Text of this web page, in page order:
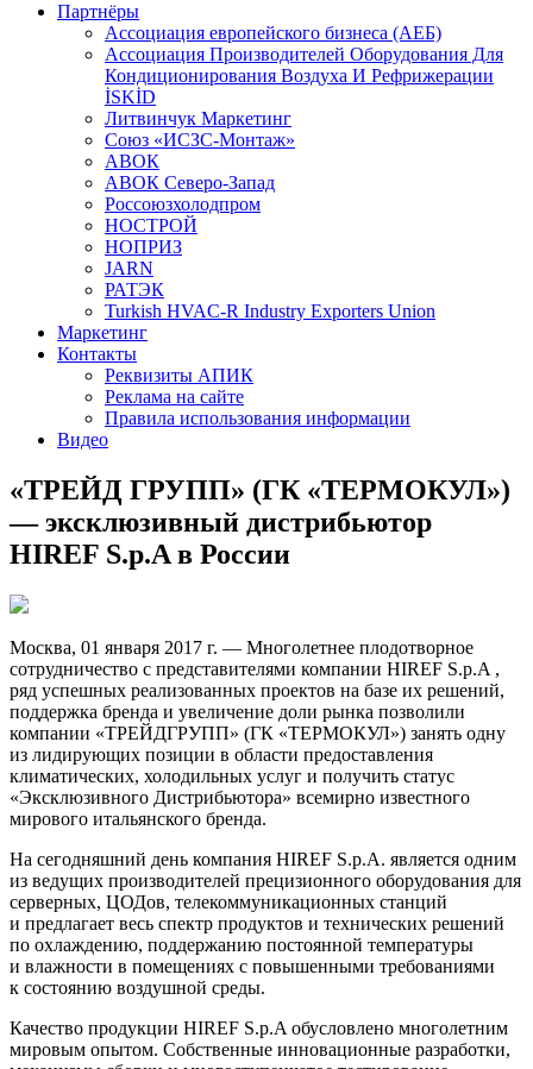
Партнёры
Ассоциация европейского бизнеса (АЕБ)
Aссоциация Производителей Оборудования Для
Кондиционирования Воздуха И Рефрижерации
İSKİD
Литвинчук Маркетинг
Союз «ИСЗС-Монтаж»
АВОК
АВОК Северо-Запад
Россоюзхолодпром
НОСТРОЙ
НОПРИЗ
JARN
РАТЭК
Turkish HVAC-R Industry Exporters Union
Маркетинг
Контакты
Реквизиты АПИК
Реклама на сайте
Правила использования информации
Видео
«ТРЕЙД ГРУПП» (ГК «ТЕРМОКУЛ»)
— эксклюзивный дистрибьютор
HIREF S.p.A в России
Москва, 01 января 2017 г. — Многолетнее плодотворное
сотрудничество с представителями компании HIREF S.p.A ,
ряд успешных реализованных проектов на базе их решений,
поддержка бренда и увеличение доли рынка позволили
компании «ТРЕЙДГРУПП» (ГК «ТЕРМОКУЛ») занять одну
из лидирующих позиции в области предоставления
климатических, холодильных услуг и получить статус
«Эксклюзивного Дистрибьютора» всемирно известного
мирового итальянского бренда.
На сегодняшний день компания HIREF S.p.A. является одним
из ведущих производителей прецизионного оборудования для
серверных, ЦОДов, телекоммуникационных станций
и предлагает весь спектр продуктов и технических решений
по охлаждению, поддержанию постоянной температуры
и влажности в помещениях с повышенными требованиями
к состоянию воздушной среды.
Качество продукции HIREF S.p.A обусловлено многолетним
мировым опытом. Собственные инновационные разработки,